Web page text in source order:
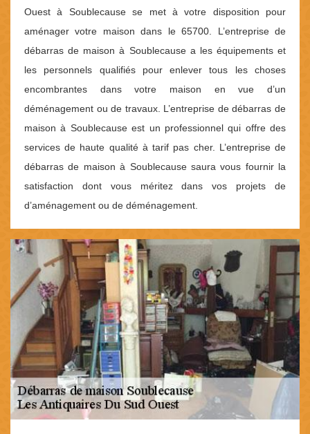
Ouest à Soublecause se met à votre disposition pour
aménager votre maison dans le 65700. L’entreprise de
débarras de maison à Soublecause a les équipements et
les personnels qualifiés pour enlever tous les choses
encombrantes dans votre maison en vue d’un
déménagement ou de travaux. L’entreprise de débarras de
maison à Soublecause est un professionnel qui offre des
services de haute qualité à tarif pas cher. L’entreprise de
débarras de maison à Soublecause saura vous fournir la
satisfaction dont vous méritez dans vos projets de
d’aménagement ou de déménagement.